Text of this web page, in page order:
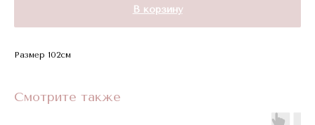
В корзину
Размер 102см
Смотрите также